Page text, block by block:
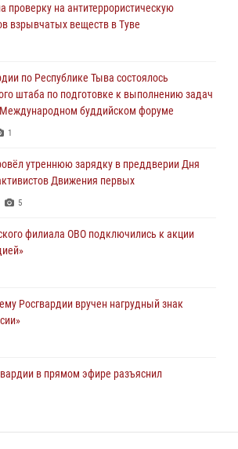
охраны приняли участие в акции
с автотранспортов отработали экипажи
в Туве с начала года
подвела итоги юбилейного личного
проверку на антитеррористическую
взрывчатых веществ в Туве
по Республике Тыва состоялось
штаба по подготовке к выполнению задач
буддийском форуме
1
утреннюю зарядку в преддверии Дня
Движения первых
5
филиала ОВО подключились к акции
Росгвардии вручен нагрудный знак
в прямом эфире разъяснил